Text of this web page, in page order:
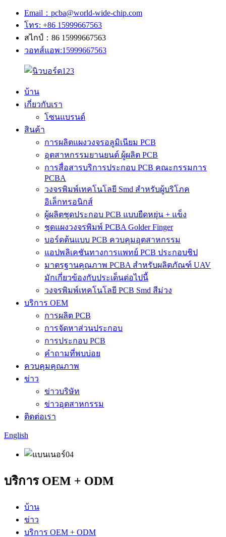
Email：pcba@world-wide-chip.com
โทร: +86 15999667563
สไกป์：86 15999667563
วอทส์แอพ:15999667563
บ้าน
เกี่ยวกับเรา
โซนแบรนด์
สินค้า
การผลิตแผงวงจรอลูมิเนียม PCB
อุตสาหกรรมยานยนต์ ผู้ผลิต PCB
การสื่อสารบริการประกอบ PCB คณะกรรมการ
PCBA
วงจรพิมพ์เทคโนโลยี Smd สำหรับผู้บริโภค
อิเล็กทรอนิกส์
ผู้ผลิตชุดประกอบ PCB แบบยืดหยุ่น + แข็ง
ชุดแผงวงจรพิมพ์ PCBA Golder Finger
บอร์ดต้นแบบ PCB ควบคุมอุตสาหกรรม
แอปพลิเคชันทางการแพทย์ PCB ประกอบชิป
มาตรฐานคุณภาพ PCBA สำหรับผลิตภัณฑ์ UAV
มักเกี่ยวข้องกับประเด็นต่อไปนี้
วงจรพิมพ์เทคโนโลยี PCB Smd สีม่วง
บริการ OEM
การผลิต PCB
การจัดหาส่วนประกอบ
การประกอบ PCB
คำถามที่พบบ่อย
ควบคุมคุณภาพ
ข่าว
ข่าวบริษัท
ข่าวอุตสาหกรรม
ติดต่อเรา
English
บริการ OEM + ODM
บ้าน
ข่าว
บริการ OEM + ODM